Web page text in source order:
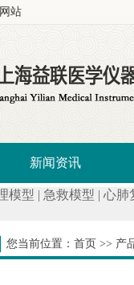
站
新闻资讯
模型 | 急救模型 | 心肺
您当前位置： 首页 >> 产